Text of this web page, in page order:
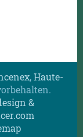
,Haute-
&